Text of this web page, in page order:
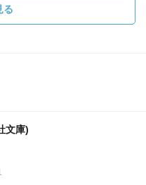
る
文庫)